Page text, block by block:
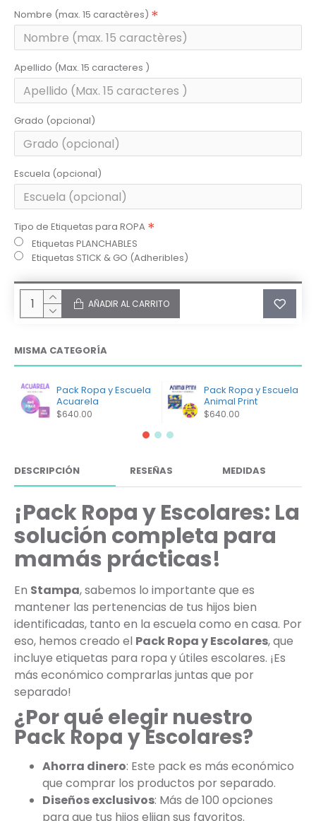
Nombre (max. 15 caractères)
Apellido (Max. 15 caracteres )
Grado (opcional)
Escuela (opcional)
Tipo de Etiquetas para ROPA
Etiquetas PLANCHABLES
Etiquetas STICK & GO (Adheribles)
AÑADIR AL CARRITO
MISMA CATEGORÍA
Pack Ropa y Escuela
Acuarela
$640.00
Pack Ropa y Escuela
Animal Print
$640.00
DESCRIPCIÓN RESEÑAS MEDIDAS
¡Pack Ropa y Escolares: La
solución completa para
mamás prácticas!
En Stampa, sabemos lo importante que es
mantener las pertenencias de tus hijos bien
identificadas, tanto en la escuela como en casa. Por
eso, hemos creado el Pack Ropa y Escolares, que
incluye etiquetas para ropa y útiles escolares. ¡Es
más económico comprarlas juntas que por
separado!
¿Por qué elegir nuestro
Pack Ropa y Escolares?
Ahorra dinero: Este pack es más económico
que comprar los productos por separado.
Diseños exclusivos: Más de 100 opciones
para que tus hijos elijan sus favoritos.